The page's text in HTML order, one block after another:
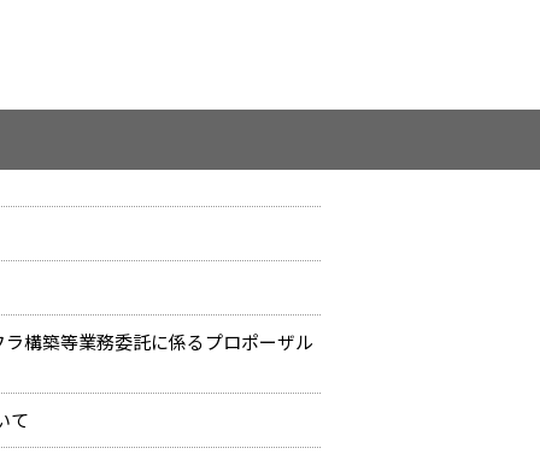
構築等業務委託に係るプロポーザル
て